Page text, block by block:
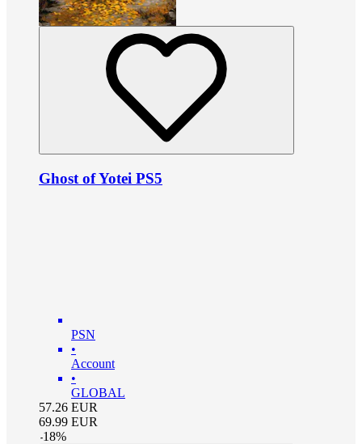
Ghost of Yotei PS5
PSN
•
Account
•
GLOBAL
57.26 EUR
69.99 EUR
-18%